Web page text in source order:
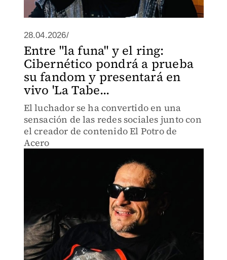
28.04.2026/
Entre "la funa" y el ring:
Cibernético pondrá a prueba
su fandom y presentará en
vivo 'La Tabe...
El luchador se ha convertido en una
sensación de las redes sociales junto con
el creador de contenido El Potro de
Acero